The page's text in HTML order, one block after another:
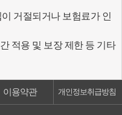
거절되거나 보험료가 인
적용 및 보장 제한 등 기타
이용약관 개인정보취급방침